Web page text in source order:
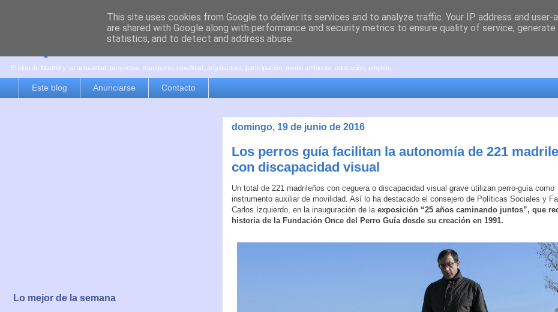
es por madrid
El blog de Madrid y su actualidad, proyectos, transporte, movilidad, arquitectura, participación, medio ambiente, educación, empleo, ...
Este blog Anunciarse Contacto
domingo, 19 de junio de 2016
Los perros guía facilitan la autonomía de 221
con discapacidad visual
Un total de 221 madrileños con ceguera o discapacidad visual grave utilizan perro-guía como
instrumento auxiliar de movilidad. Así lo ha destacado el consejero de Políticas Sociales y
Carlos Izquierdo, en la inauguración de la exposición “25 años caminando juntos”, que
historia de la Fundación Once del Perro Guía desde su creación en 1991.
Lo mejor de la semana
This site uses cookies from Google to deliver its services and to analyze traffic. Your IP address and user-
are shared with Google along with performance and security metrics to ensure quality of service, generate
statistics, and to detect and address abuse.